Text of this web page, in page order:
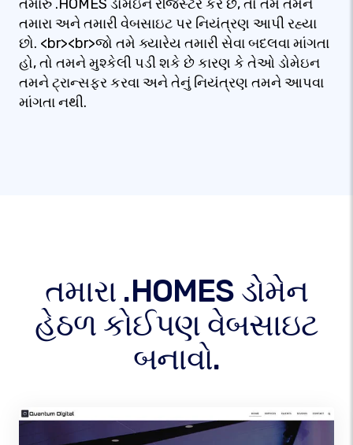
તમારું .HOMES ડોમેઇન રજિસ્ટર કરે છે, તો તમે તેમને
તમારા અને તમારી વેબસાઇટ પર નિયંત્રણ આપી રહ્યા
છો. <br><br>જો તમે ક્યારેય તમારી સેવા બદલવા માંગતા
હો, તો તમને મુશ્કેલી પડી શકે છે કારણ કે તેઓ ડોમેઇન
તમને ટ્રાન્સફર કરવા અને તેનું નિયંત્રણ તમને આપવા
માંગતા નથી.
તમારા .HOMES ડોમેન
હેઠળ કોઈપણ વેબસાઇટ
બનાવો.